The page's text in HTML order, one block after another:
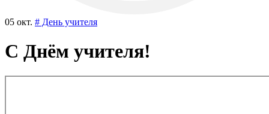
05 окт. # День учителя
С Днём учителя!